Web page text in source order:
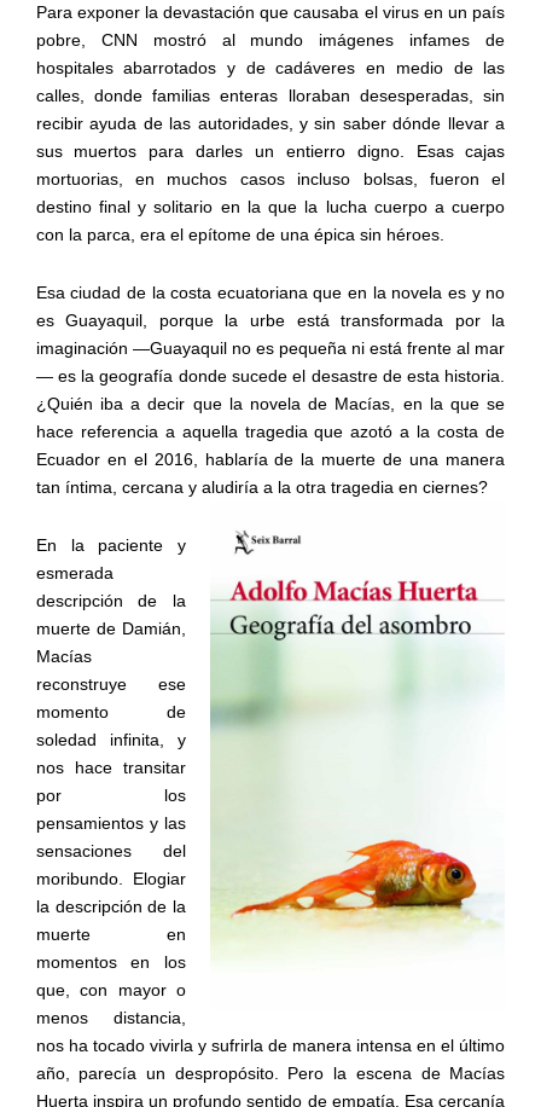
Para exponer la devastación que causaba el virus en un país
pobre, CNN mostró al mundo imágenes infames de
hospitales abarrotados y de cadáveres en medio de las
calles, donde familias enteras lloraban desesperadas, sin
recibir ayuda de las autoridades, y sin saber dónde llevar a
sus muertos para darles un entierro digno. Esas cajas
mortuorias, en muchos casos incluso bolsas, fueron el
destino final y solitario en la que la lucha cuerpo a cuerpo
con la parca, era el epítome de una épica sin héroes.
Esa ciudad de la costa ecuatoriana que en la novela es y no
es Guayaquil, porque la urbe está transformada por la
imaginación —Guayaquil no es pequeña ni está frente al mar
— es la geografía donde sucede el desastre de esta historia.
¿Quién iba a decir que la novela de Macías, en la que se
hace referencia a aquella tragedia que azotó a la costa de
Ecuador en el 2016, hablaría de la muerte de una manera
tan íntima, cercana y aludiría a la otra tragedia en ciernes?
En la paciente y
esmerada
descripción de la
muerte de Damián,
Macías
reconstruye ese
momento de
soledad infinita, y
nos hace transitar
por los
pensamientos y las
sensaciones del
moribundo. Elogiar
la descripción de la
muerte en
momentos en los
que, con mayor o
menos distancia,
nos ha tocado vivirla y sufrirla de manera intensa en el último
año, parecía un despropósito. Pero la escena de Macías
Huerta inspira un profundo sentido de empatía. Esa cercanía